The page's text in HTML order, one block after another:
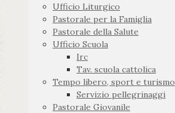
Ufficio Liturgico
Pastorale per la Famiglia
Pastorale della Salute
Ufficio Scuola
Irc
Tav. scuola cattolica
Tempo libero, sport e turismo
Servizio pellegrinaggi
Pastorale Giovanile